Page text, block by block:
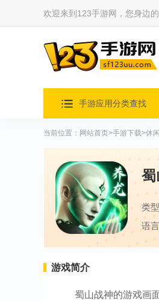
欢迎来到123手游网，您身边
手游应用分类查找
当前位置： 网站首页>手游下载>休
蜀
类
语
游戏简介
蜀山战神的游戏画